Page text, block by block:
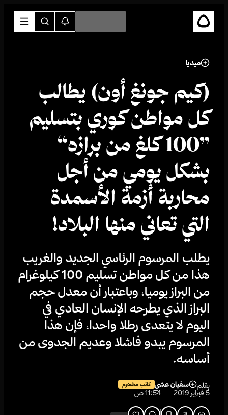
ميديا
(كيم جونغ أون) يطالب
كل مواطن كوري بتسليم
”100 كلغ من برازه“
بشكل يومي من أجل
محاربة أزمة الأسمدة
التي تعاني منها البلاد!
يطلب المرسوم الرئاسي الجديد والغريب
هذا من كل مواطن تسليم 100 كيلوغرام
من البراز يوميا، وباعتبار أن معدل حجم
البراز الذي يطرحه الإنسان العادي في
اليوم لا يتعدى رطلا واحدا، فإن هذا
المرسوم يبدو فاشلا وعديم الجدوى من
أساسه.
بقلم سفيان عشي كاتب مخضرم
5 فبراير 2019 — 11:54 ص